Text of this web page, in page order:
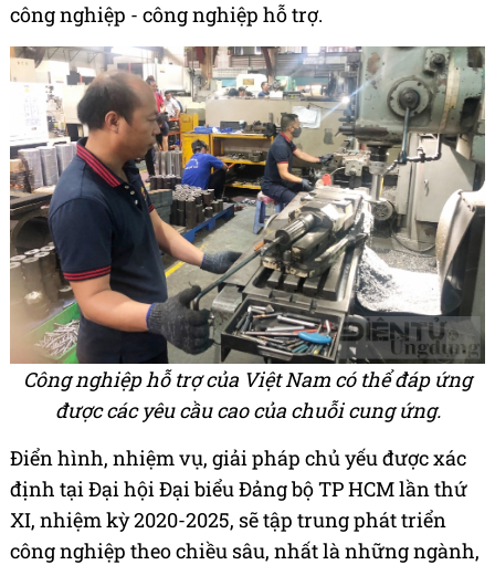
công nghiệp - công nghiệp hỗ trợ.
Công nghiệp hỗ trợ của Việt Nam có thể đáp ứng
được các yêu cầu cao của chuỗi cung ứng.
Điển hình, nhiệm vụ, giải pháp chủ yếu được xác
định tại Đại hội Đại biểu Đảng bộ TP HCM lần thứ
XI, nhiệm kỳ 2020-2025, sẽ tập trung phát triển
công nghiệp theo chiều sâu, nhất là những ngành,